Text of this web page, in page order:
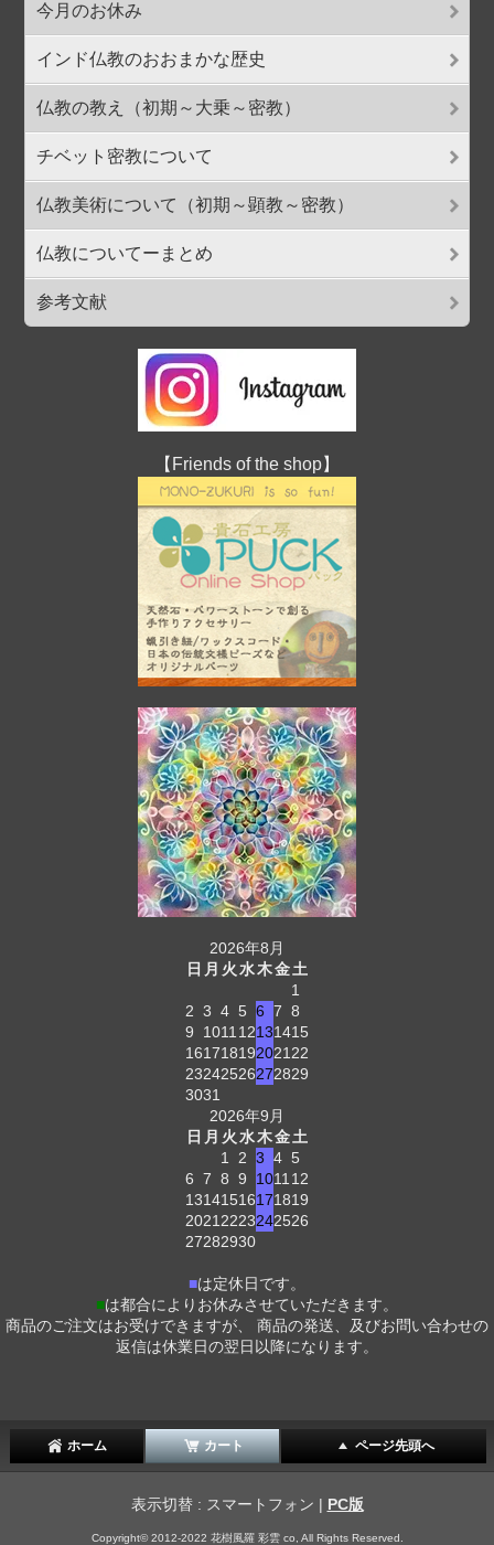
今月のお休み
インド仏教のおおまかな歴史
仏教の教え（初期～大乗～密教）
チベット密教について
仏教美術について（初期～顕教～密教）
仏教についてーまとめ
参考文献
【Friends of the shop】
2026年8月
日 月 火水木金土
1
2 3 4 5 6 7 8
9
1011 12131415
161718192021 22
23242526272829
3031
2026年9月
日 月 火水木金土
1
2 3 4 5
6 7 8 9 1011 12
13141516171819
2021 2223242526
27282930
■は定休日です。
■は都合によりお休みさせていただきます。
商品のご注文はお受けできますが、 商品の発送、及びお問い合わせの
返信は休業日の翌日以降になります。
ホーム カート ページ先頭へ
表示切替 : スマートフォン | PC版
Copyright© 2012-2022 花樹風羅 彩雲 co, All Rights Reserved.